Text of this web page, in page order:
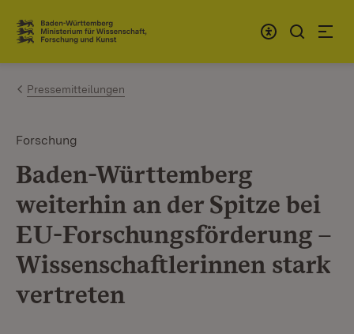
Zum Inhalt springen
Link zur Startseite
Pressemitteilungen
Forschung
Baden-Württemberg
weiterhin an der Spitze bei
EU-Forschungsförderung –
Wissenschaftlerinnen stark
vertreten